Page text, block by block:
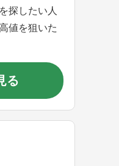
探したい人
値を狙いた
る